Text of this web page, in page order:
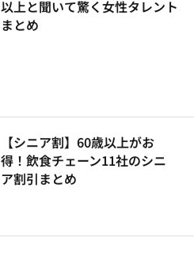
以上と聞いて驚く女性タレント
まとめ
【シニア割】60歳以上がお
得！飲食チェーン11社のシニ
ア割引まとめ